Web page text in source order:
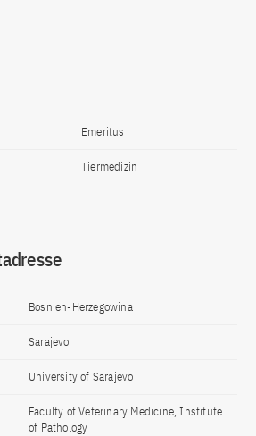
Emeritus
Tiermedizin
Bosnien-Herzegowina
Sarajevo
University of Sarajevo
Faculty of Veterinary Medicine, Institute
of Pathology